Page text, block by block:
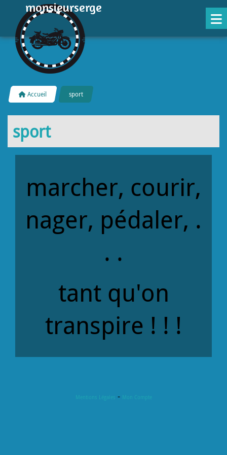
monsieurserge
Accueil sport
sport
marcher, courir,
nager, pédaler, .
. .
tant qu'on
transpire ! ! !
Mentions Légales Mon Compte